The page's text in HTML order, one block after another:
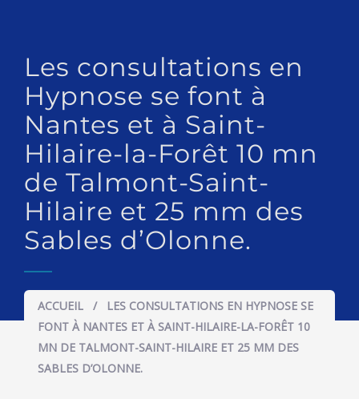
Les consultations en
Hypnose se font à
Nantes et à Saint-
Hilaire-la-Forêt 10 mn
de Talmont-Saint-
Hilaire et 25 mm des
Sables d’Olonne.
ACCUEIL /
LES CONSULTATIONS EN HYPNOSE SE
FONT À NANTES ET À SAINT-HILAIRE-LA-FORÊT 10
MN DE TALMONT-SAINT-HILAIRE ET 25 MM DES
SABLES D’OLONNE.